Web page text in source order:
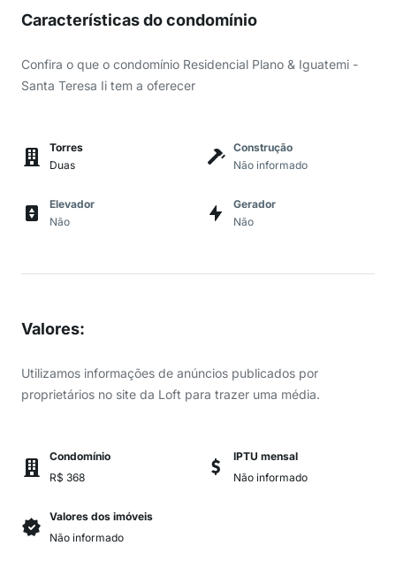
Características do condomínio
Confira o que o condomínio Residencial Plano & Iguatemi -
Santa Teresa Ii tem a oferecer
Torres
Duas
Construção
Não informado
Elevador
Não
Gerador
Não
Valores:
Utilizamos informações de anúncios publicados por
proprietários no site da Loft para trazer uma média.
Condomínio
R$ 368
IPTU mensal
Não informado
Valores dos imóveis
Não informado